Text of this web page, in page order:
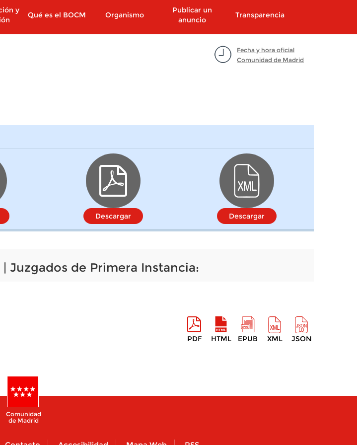
y
Qué es el BOCM Organismo
Publicar un
anuncio
Transparencia
Fecha y hora oficial
Comunidad de Madrid
Descargar Descargar
| Juzgados de Primera Instancia:
PDF HTML EPUB XML JSON
Comunidad
de Madrid